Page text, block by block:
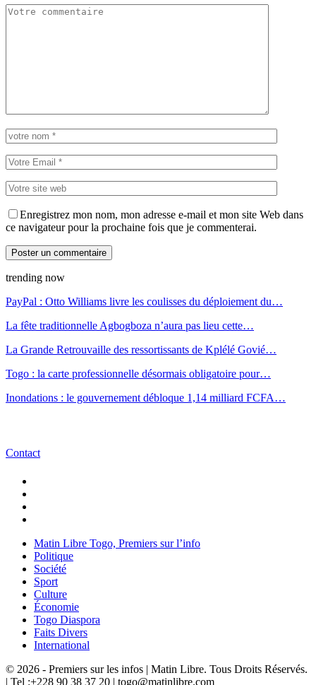
Enregistrez mon nom, mon adresse e-mail et mon site Web dans
ce navigateur pour la prochaine fois que je commenterai.
trending now
PayPal : Otto Williams livre les coulisses du déploiement du…
La fête traditionnelle Agbogboza n’aura pas lieu cette…
La Grande Retrouvaille des ressortissants de Kplélé Govié…
Togo : la carte professionnelle désormais obligatoire pour…
Inondations : le gouvernement débloque 1,14 milliard FCFA…
Contact
Matin Libre Togo, Premiers sur l’info
Politique
Société
Sport
Culture
Économie
Togo Diaspora
Faits Divers
International
© 2026 - Premiers sur les infos | Matin Libre. Tous Droits Réservés.
| Tel :+228 90 38 37 20 | togo@matinlibre.com